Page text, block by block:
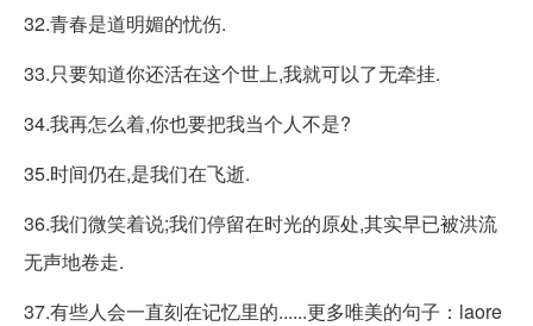
32.青春是道明媚的忧伤.
33.只要知道你还活在这个世上,我就可以了无牵挂.
34.我再怎么着,你也要把我当个人不是?
35.时间仍在,是我们在飞逝.
36.我们微笑着说;我们停留在时光的原处,其实早已被洪流
无声地卷走.
37.有些人会一直刻在记忆里的......更多唯美的句子：laore